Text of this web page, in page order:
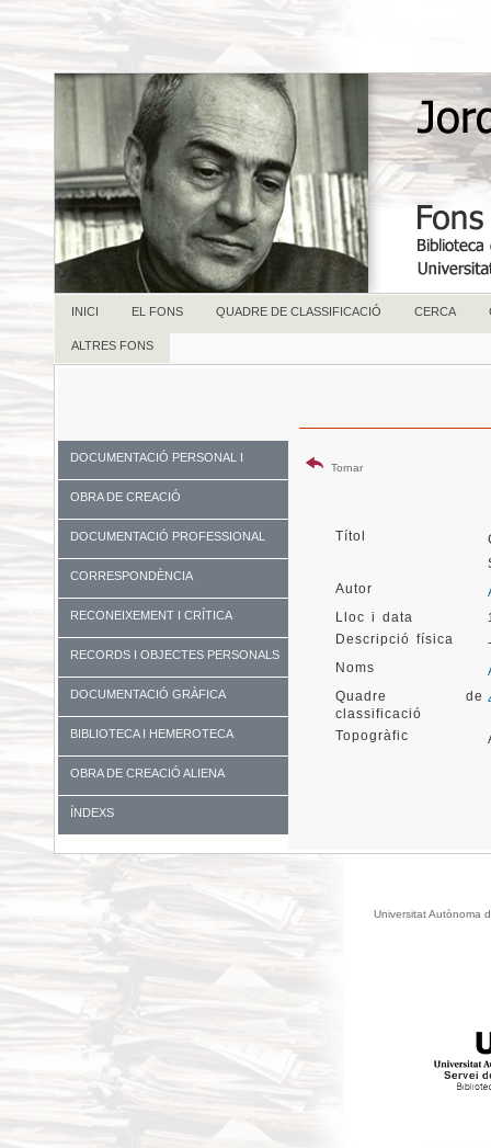
INICI EL FONS QUADRE DE CLASSIFICACIÓ CERCA
ALTRES FONS
DOCUMENTACIÓ PERSONAL I
FAMILIAR
OBRA DE CREACIÓ
DOCUMENTACIÓ PROFESSIONAL
CORRESPONDÈNCIA
RECONEIXEMENT I CRÍTICA
RECORDS I OBJECTES PERSONALS
DOCUMENTACIÓ GRÀFICA
BIBLIOTECA I HEMEROTECA
OBRA DE CREACIÓ ALIENA
ÍNDEXS
Tornar
Títol
Autor
Lloc i data
Descripció física
Noms
Quadre de
classificació
Topogràfic
Universitat Autònoma